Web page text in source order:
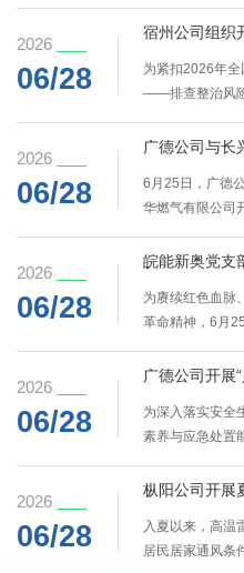
和严谨的态度，
合能源港各项条
下，认真观看馆
国奉献、清正自
担使命有了更
全体党员的党性
子的思想启蒙教
2026
06/28
为紧扣2026年全
——排查整治风险
道风险，6月25
摩指导。演练模
使大量燃气泄漏
爆炸，危及周边
启动应急抢险预
2026
06/28
6月25日，广德
华燃气有限公司
气一体化融合发
峰、管网运维等
应急保供处置、
区域用气高峰供
展开深入探讨，
2026
06/28
为赓续红色血脉
革命精神，6月
承大别山革命薪
过珍贵革命文物
夏节起义、六霍
开国将军的奋斗
的磅礴力量，...
2026
06/28
为深入落实安全
素养与应急处置
动，广德公司各
强，涵盖安全生
查、突发事故应
2026
06/28
枞阳公司开展
入夏以来，高温
居民居家通风条